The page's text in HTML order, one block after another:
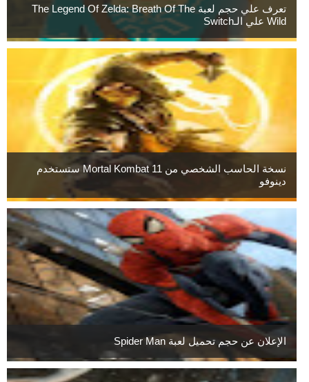
تعرف علي حجم لعبة The Legend Of Zelda: Breath Of The
Wild علي الـSwitch
نسخة الحاسب الشخصي من Mortal Kombat 11 ستستخدم
دينوفو
الإعلان عن حجم تحميل لعبة Spider Man